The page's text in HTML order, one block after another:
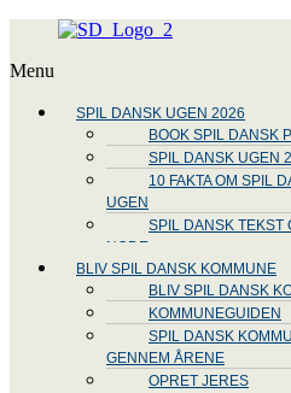
Menu
SPIL DANSK UGEN 2026
BOOK SPIL DANSK
SPIL DANSK UGEN
10 FAKTA OM SPIL
UGEN
SPIL DANSK TEKST
NODE
BLIV SPIL DANSK KOMMUNE
BLIV SPIL DANSK
KOMMUNEGUIDEN
SPIL DANSK
GENNEM ÅRENE
OPRET JERES